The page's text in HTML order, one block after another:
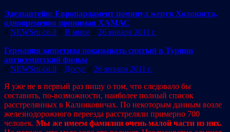
Эдельштейн: Европарламент помянул жертв Холокоста,
одновременно принимая ХАМАС
// NEWSru.co.il // В мире // 26 января 2011 г.
Германия запретила показывать снятый в Турции
антисемитский фильм
// NEWSru.co.il // Досуг // 26 января 2011 г.
Я уже не в первый раз пишу о том, что следовало бы
составить, по-возможности, наиболее полный список
расстрелянных в Калинковичах. По некоторым данным возле
железнодорожного переезда расстреляли примерно 700
человек. Мы же имеем фамилии очень малой части из них.